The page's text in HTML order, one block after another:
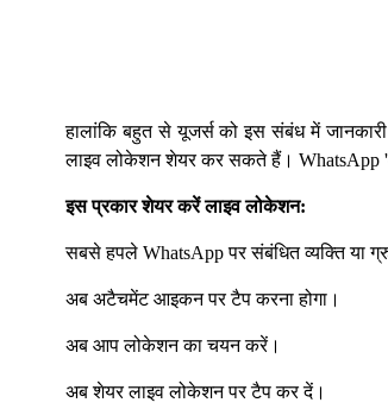
हालांकि बहुत से यूजर्स को इस संबंध में
लाइव लोकेशन शेयर कर सकते हैं। WhatsApp
इस प्रकार शेयर करें लाइव लोकेशन:
सबसे हपले WhatsApp पर संबंधित व्यक्ति या
अब अटैचमेंट आइकन पर टैप करना होगा।
अब आप लोकेशन का चयन करें।
अब शेयर लाइव लोकेशन पर टैप कर दें।